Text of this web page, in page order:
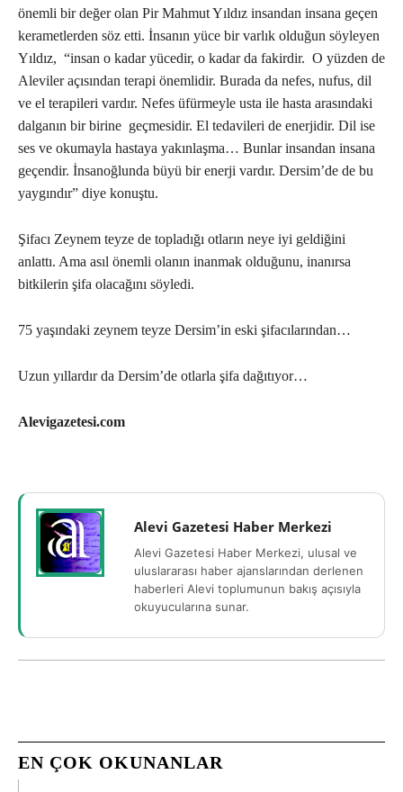
önemli bir değer olan Pir Mahmut Yıldız insandan insana geçen
kerametlerden söz etti. İnsanın yüce bir varlık olduğun söyleyen
Yıldız, “insan o kadar yücedir, o kadar da fakirdir. O yüzden de
Aleviler açısından terapi önemlidir. Burada da nefes, nufus, dil
ve el terapileri vardır. Nefes üfürmeyle usta ile hasta arasındaki
dalganın bir birine geçmesidir. El tedavileri de enerjidir. Dil ise
ses ve okumayla hastaya yakınlaşma… Bunlar insandan insana
geçendir. İnsanoğlunda büyü bir enerji vardır. Dersim’de de bu
yaygındır” diye konuştu.
Şifacı Zeynem teyze de topladığı otların neye iyi geldiğini
anlattı. Ama asıl önemli olanın inanmak olduğunu, inanırsa
bitkilerin şifa olacağını söyledi.
75 yaşındaki zeynem teyze Dersim’in eski şifacılarından…
Uzun yıllardır da Dersim’de otlarla şifa dağıtıyor…
Alevigazetesi.com
Alevi Gazetesi Haber Merkezi
Alevi Gazetesi Haber Merkezi, ulusal ve
uluslararası haber ajanslarından derlenen
haberleri Alevi toplumunun bakış açısıyla
okuyucularına sunar.
EN ÇOK OKUNANLAR